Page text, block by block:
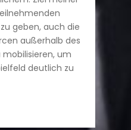
geben, auch die
außerhalb des
um
deutlich zu